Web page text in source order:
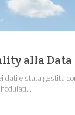
alla
dati è stata gestita